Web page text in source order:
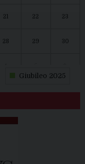
21 22 23
28 29 30
Giubileo 2025